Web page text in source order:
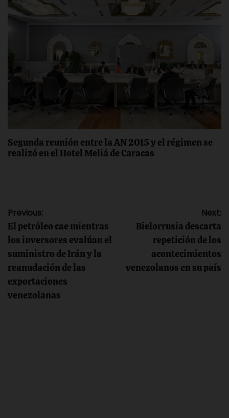
Segunda reunión entre la AN 2015 y el régimen se
realizó en el Hotel Meliá de Caracas
Navegación
de
entradas
Previous:
El petróleo cae mientras
los inversores evalúan el
suministro de Irán y la
reanudación de las
exportaciones
venezolanas
Next:
Bielorrusia descarta
repetición de los
acontecimientos
venezolanos en su país